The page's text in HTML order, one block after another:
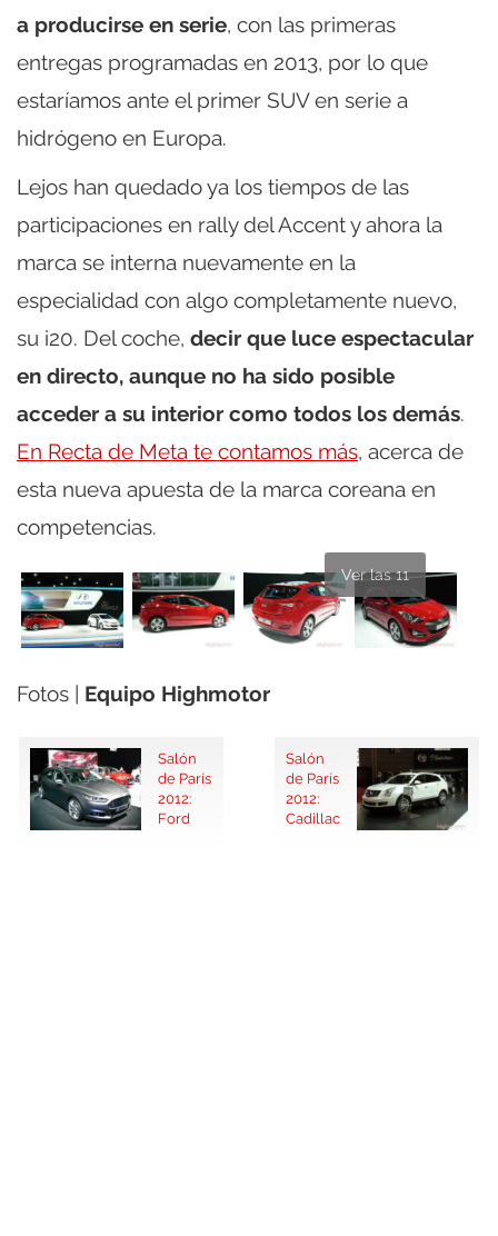
a producirse en serie, con las primeras
entregas programadas en 2013, por lo que
estaríamos ante el primer SUV en serie a
hidrógeno en Europa.
Lejos han quedado ya los tiempos de las
participaciones en rally del Accent y ahora la
marca se interna nuevamente en la
especialidad con algo completamente nuevo,
su i20. Del coche, decir que luce espectacular
en directo, aunque no ha sido posible
acceder a su interior como todos los demás.
En Recta de Meta te contamos más, acerca de
esta nueva apuesta de la marca coreana en
competencias.
Ver las 11
Fotos | Equipo Highmotor
Salón
de París
2012:
Ford
Salón
de París
2012:
Cadillac